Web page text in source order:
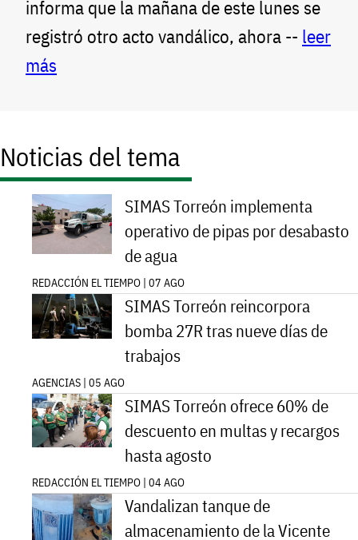
informa que la mañana de este lunes se
registró otro acto vandálico, ahora -- leer
más
Noticias del tema
SIMAS Torreón implementa
operativo de pipas por desabasto
de agua
REDACCIÓN EL TIEMPO | 07 AGO
SIMAS Torreón reincorpora
bomba 27R tras nueve días de
trabajos
AGENCIAS | 05 AGO
SIMAS Torreón ofrece 60% de
descuento en multas y recargos
hasta agosto
REDACCIÓN EL TIEMPO | 04 AGO
Vandalizan tanque de
almacenamiento de la Vicente